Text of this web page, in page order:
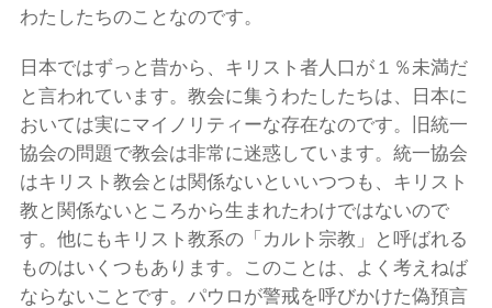
わたしたちのことなのです。
日本ではずっと昔から、キリスト者人口が１％未満だ
と言われています。教会に集うわたしたちは、日本に
おいては実にマイノリティーな存在なのです。旧統一
協会の問題で教会は非常に迷惑しています。統一協会
はキリスト教会とは関係ないといいつつも、キリスト
教と関係ないところから生まれたわけではないので
す。他にもキリスト教系の「カルト宗教」と呼ばれる
ものはいくつもあります。このことは、よく考えねば
ならないことです。パウロが警戒を呼びかけた偽預言